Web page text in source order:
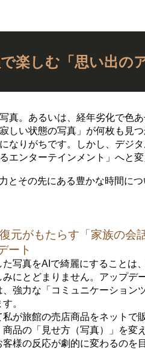
楽しむ「思い出の
真。あるいは、経年劣化で色
い状態の写真」が何枚も見つ
なりがちです。しかし、デジ
ンターテインメント」へと変
その先にある豊かな時間につ
元がもたらす「家族の会
ート
た写真をAIで綺麗にすることは
みにとどまりません。アップデ
、強力な「コミュニケーション
。
私が旅館の売店商品をネットで
商品の「見せ方（写真）」を変
客様の反応が劇的に変わるのを